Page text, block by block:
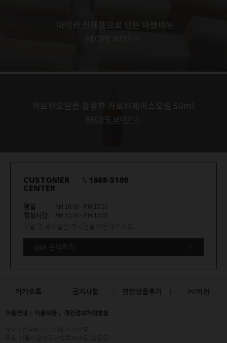
CUSTOMER
CENTER
1688-5109
평일
AM 10:00 - PM 17:00
점심시간
AM 12:00 - PM 13:00
Q&A 문의하기
카카오톡 공지사항 깐깐상품후기 PC버전
이용안내 이용약관 개인정보처리방침